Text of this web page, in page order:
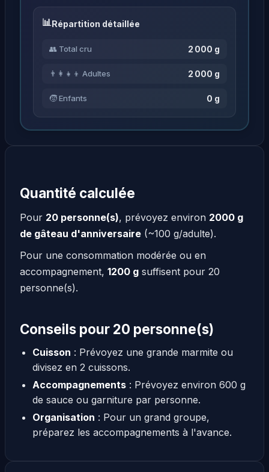
Répartition détaillée
👥 Total cru 2 000 g
👨‍👩‍👧‍👦 Adultes 2 000 g
🧒 Enfants 0 g
Quantité calculée
Pour 20 personne(s), prévoyez environ 2000 g
de gâteau d'anniversaire (~100 g/adulte).
Pour une consommation modérée ou en
accompagnement, 1200 g suffisent pour 20
personne(s).
Conseils pour 20 personne(s)
Cuisson : Prévoyez une grande marmite ou
divisez en 2 cuissons.
Accompagnements: Prévoyez environ 600 g
de sauce ou garniture par personne.
Organisation : Pour un grand groupe,
préparez les accompagnements à l'avance.